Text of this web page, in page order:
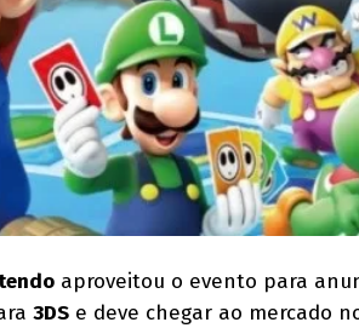
aproveitou o evento para
3DS e deve chegar ao mercado